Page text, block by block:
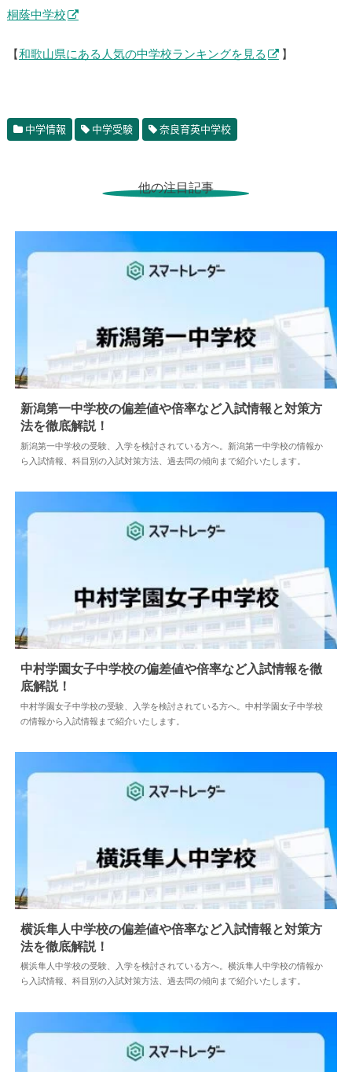
桐蔭中学校
【 和歌山県にある人気の中学校ランキングを見る 】
中学情報 中学受験 奈良育英中学校
他の注目記事
中学情報 2024.04.02
新潟第一中学校の偏差値や倍率など入試情報と対策方
法を徹底解説！
新潟第一中学校の受験、入学を検討されている方へ。新潟第一中学校の情報か
ら入試情報、科目別の入試対策方法、過去問の傾向まで紹介いたします。
中学情報 2024.05.10
中村学園女子中学校の偏差値や倍率など入試情報を徹
底解説！
中村学園女子中学校の受験、入学を検討されている方へ。中村学園女子中学校
の情報から入試情報まで紹介いたします。
中学情報 2024.04.02
横浜隼人中学校の偏差値や倍率など入試情報と対策方
法を徹底解説！
横浜隼人中学校の受験、入学を検討されている方へ。横浜隼人中学校の情報か
ら入試情報、科目別の入試対策方法、過去問の傾向まで紹介いたします。